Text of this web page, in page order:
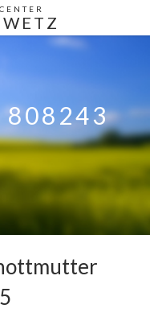
808243